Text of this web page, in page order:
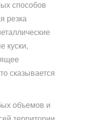
способов
резка
куски,
сказывается
объемов и